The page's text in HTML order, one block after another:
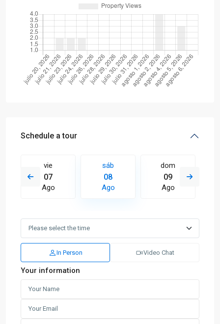
Schedule a tour
vie
07
Ago
sáb
08
Ago
dom
09
Ago
In Person Video Chat
Your information